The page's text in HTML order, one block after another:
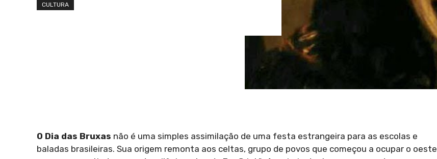
CULTURA
O Dia das Bruxas não é uma simples assimilação de uma festa estrangeira para as escolas e
baladas brasileiras. Sua origem remonta aos celtas, grupo de povos que começou a ocupar o oeste